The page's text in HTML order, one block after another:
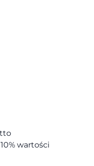
wartości